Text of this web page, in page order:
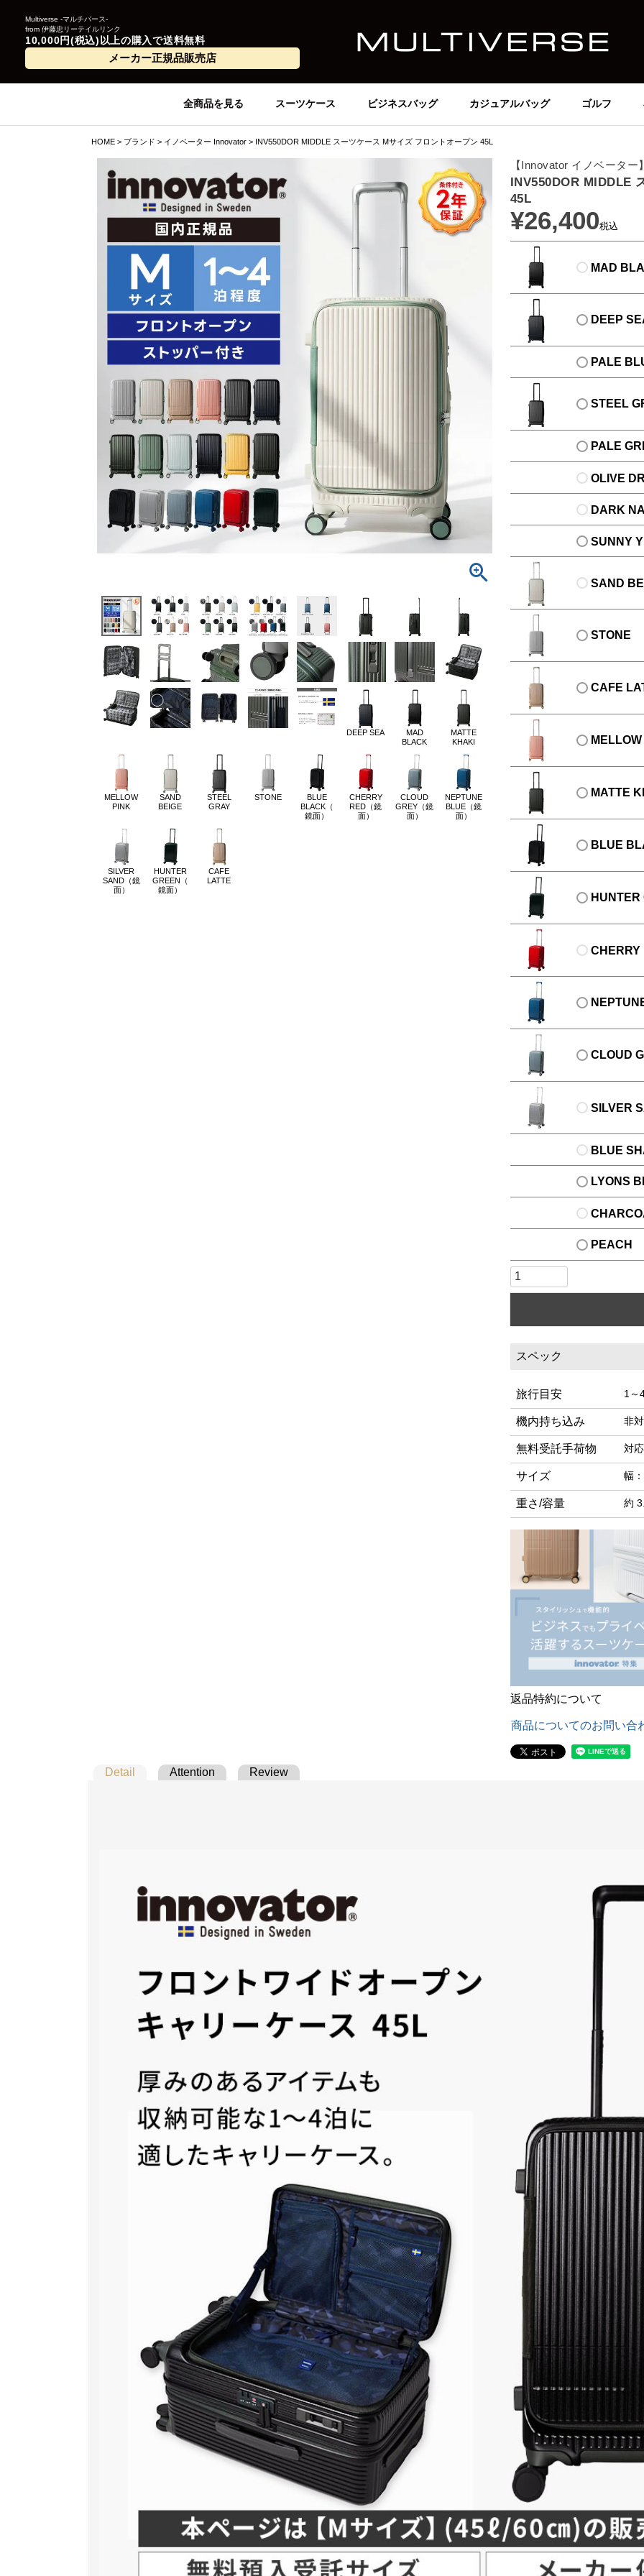
Multiverse -マルチバース-
from 伊藤忠リーテイルリンク
10,000円(税込)以上の購入で送料無料
メーカー正規品販売店
全商品を見る スーツケース ビジネスバッグ カジュアルバッグ ゴルフ
HOME ブランド イノベーター Innovator INV550DOR MIDDLE スーツケース Mサイズ フロントオープン 45L
DEEP SEA
MAD
BLACK
MATTE
KHAKI
MELLOW
PINK
SAND
BEIGE
STEEL
GRAY
STONE
BLUE
BLACK（
鏡面）
CHERRY
RED（鏡
面）
CLOUD
GREY（鏡
面）
NEPTUNE
BLUE（鏡
面）
SILVER
SAND（鏡
面）
HUNTER
GREEN（
鏡面）
CAFE
LATTE
【Innovator イノベーター
INV550DOR MIDDLE
45L
¥26,400税込
MAD
DEEP
PALE
STEEL
PALE
OLIVE
DARK
SUNNY
SAND
STONE
CAFE
MATTE
BLUE
HUNTER
CHERRY
CLOUD
SILVER
BLUE
LYONS
PEACH
スペック
旅行目安 1～
機内持ち込み 非
無料受託手荷物 対応
サイズ 幅
重さ/容量 約
返品特約について
商品についてのお問い合
Detail Attention Review